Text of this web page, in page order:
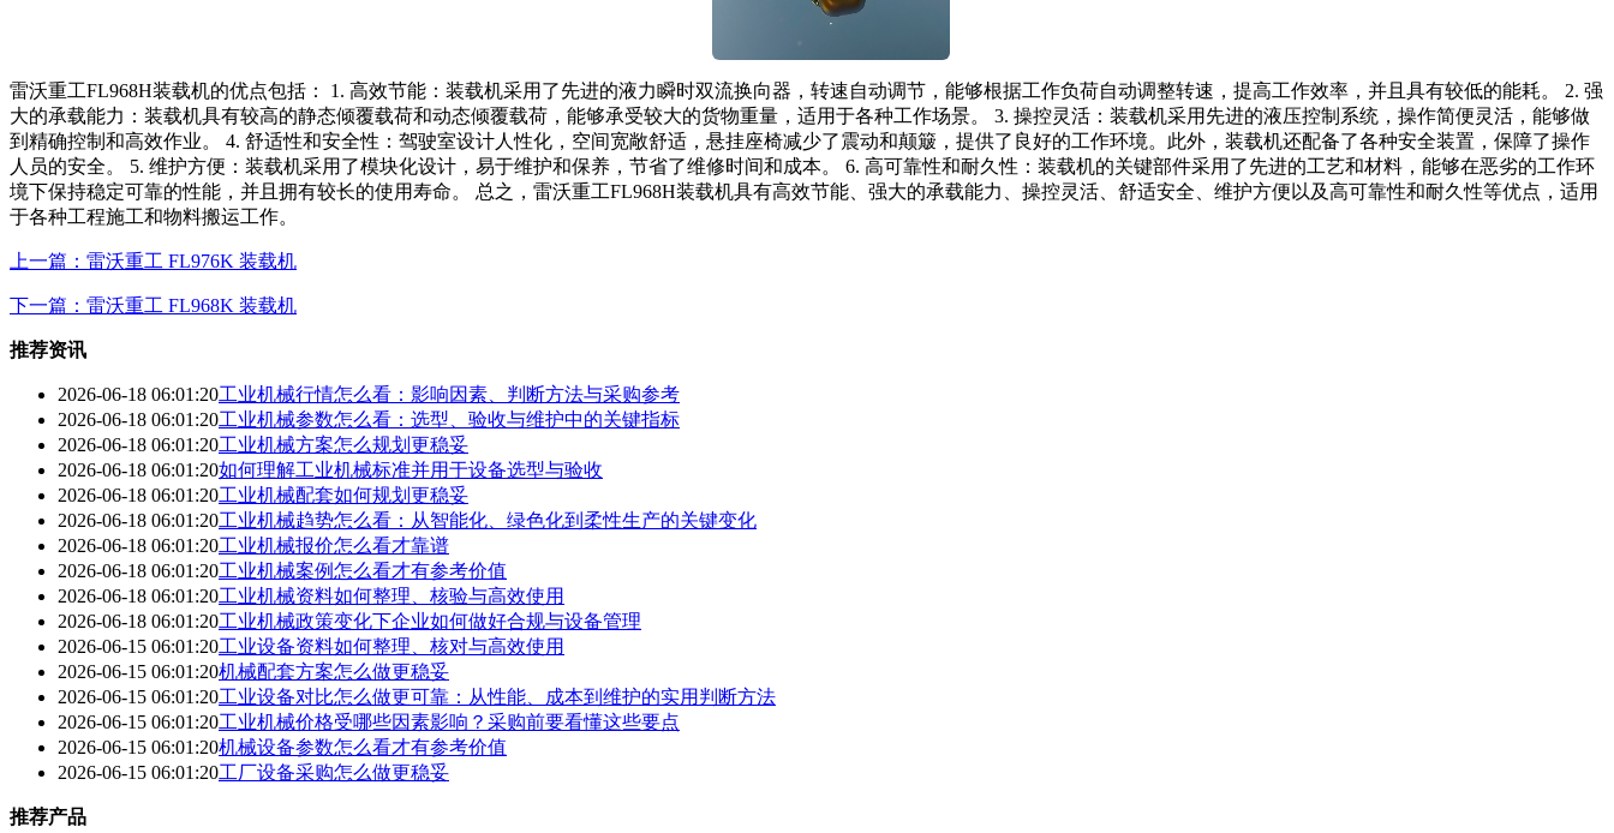
雷沃重工FL968H装载机的优点包括： 1. 高效节能：装载机采用了先进的液力瞬时双流换向器，转速自动调节，能够根据工作负荷自动调整转速，提高工作效率，并且具有较低的能耗。 2. 强
大的承载能力：装载机具有较高的静态倾覆载荷和动态倾覆载荷，能够承受较大的货物重量，适用于各种工作场景。 3. 操控灵活：装载机采用先进的液压控制系统，操作简便灵活，能够做
到精确控制和高效作业。 4. 舒适性和安全性：驾驶室设计人性化，空间宽敞舒适，悬挂座椅减少了震动和颠簸，提供了良好的工作环境。此外，装载机还配备了各种安全装置，保障了操作
人员的安全。 5. 维护方便：装载机采用了模块化设计，易于维护和保养，节省了维修时间和成本。 6. 高可靠性和耐久性：装载机的关键部件采用了先进的工艺和材料，能够在恶劣的工作环
境下保持稳定可靠的性能，并且拥有较长的使用寿命。 总之，雷沃重工FL968H装载机具有高效节能、强大的承载能力、操控灵活、舒适安全、维护方便以及高可靠性和耐久性等优点，适用
于各种工程施工和物料搬运工作。
上一篇：雷沃重工 FL976K 装载机
下一篇：雷沃重工 FL968K 装载机
推荐资讯
2026-06-18 06:01:20工业机械行情怎么看：影响因素、判断方法与采购参考
2026-06-18 06:01:20工业机械参数怎么看：选型、验收与维护中的关键指标
2026-06-18 06:01:20工业机械方案怎么规划更稳妥
2026-06-18 06:01:20如何理解工业机械标准并用于设备选型与验收
2026-06-18 06:01:20工业机械配套如何规划更稳妥
2026-06-18 06:01:20工业机械趋势怎么看：从智能化、绿色化到柔性生产的关键变化
2026-06-18 06:01:20工业机械报价怎么看才靠谱
2026-06-18 06:01:20工业机械案例怎么看才有参考价值
2026-06-18 06:01:20工业机械资料如何整理、核验与高效使用
2026-06-18 06:01:20工业机械政策变化下企业如何做好合规与设备管理
2026-06-15 06:01:20工业设备资料如何整理、核对与高效使用
2026-06-15 06:01:20机械配套方案怎么做更稳妥
2026-06-15 06:01:20工业设备对比怎么做更可靠：从性能、成本到维护的实用判断方法
2026-06-15 06:01:20工业机械价格受哪些因素影响？采购前要看懂这些要点
2026-06-15 06:01:20机械设备参数怎么看才有参考价值
2026-06-15 06:01:20工厂设备采购怎么做更稳妥
推荐产品